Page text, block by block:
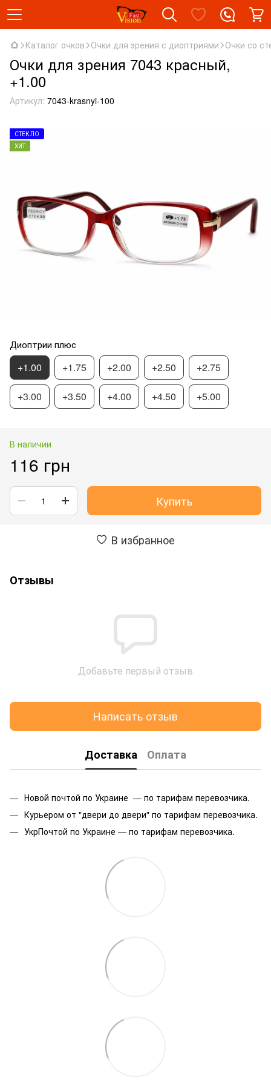
Каталог очков Очки для зрения с диоптриями Очки со
Очки для зрения 7043 красный,
+1.00
Артикул: 7043-krasnyi-100
СТЕКЛО
ХИТ
Диоптрии плюс
+1.00 +1.75 +2.00 +2.50 +2.75
+3.00 +3.50 +4.00 +4.50 +5.00
В наличии
116 грн
Купить
В избранное
Отзывы
Добавьте первый отзыв
Написать отзыв
Доставка Оплата
Новой почтой по Украине — по тарифам перевозчика.
Курьером от "двери до двери" по тарифам перевозчика.
УкрПочтой по Украине — по тарифам перевозчика.